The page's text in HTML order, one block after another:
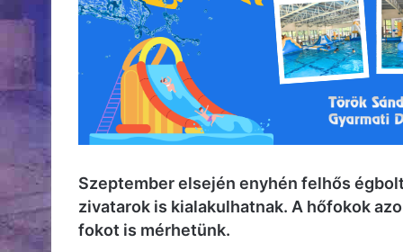
Szeptember elsején enyhén felhős
zivatarok is kialakulhatnak. A hőfokok
fokot is mérhetünk.